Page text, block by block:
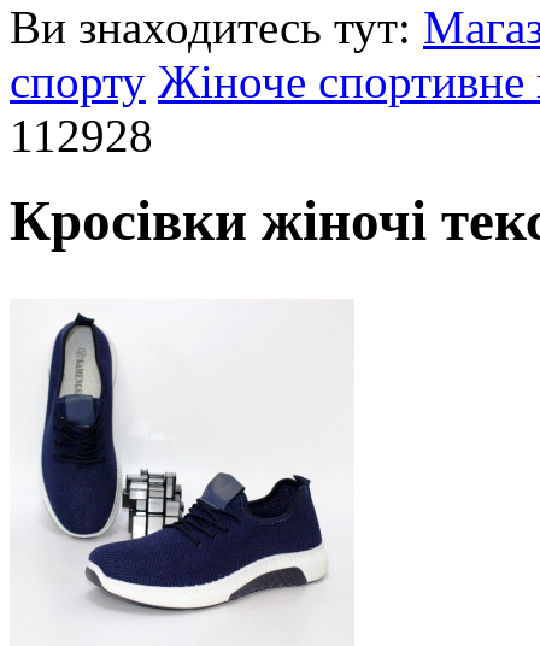
Ви знаходитесь тут:
спорту Жіноче спортивне
112928
Кросівки жіночі